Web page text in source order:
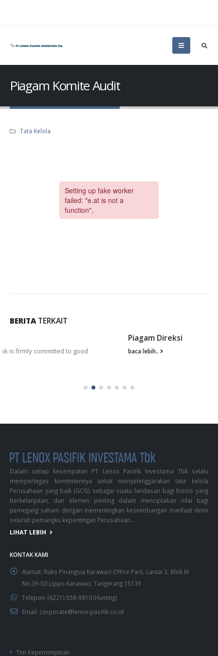
Piagam Komite Audit
Tata Kelola
BERITATERKAIT
baca lebih..
Dalam setiap kesempatan PT Lenox Pasifik Investama Tbk selalu
mempertegas komitmennya untuk menyelenggarakan tata kelola
Perusahaan yang baik (GCG) sebagai suatu landasan bagi bisnis yang
berkelanjutan, dan elemen penting dalam menciptakan nilai bagi
pemegang saham dengan mementingkan keseimbangan manfaat demi
seluruh pemangku kepentingan Perusahaan...
LIHAT LEBIH
No.39-50 Lippo Karawaci, Tangerang 15139
Telepon: (6221) 558-9810 (Hunting)
Email: corporate@lenox-pasifik.co.id